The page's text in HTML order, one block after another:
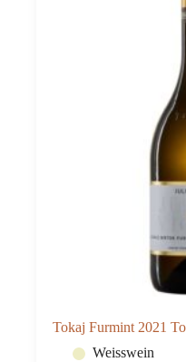
Tokaj Furmint 2021
Weisswein